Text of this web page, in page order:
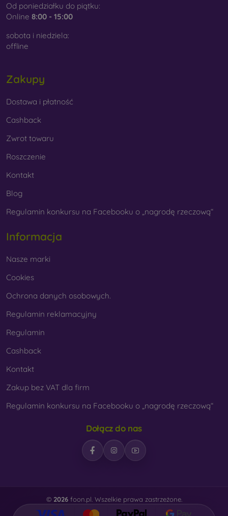
Od poniedziałku do piątku:
Online 8:00 - 15:00
sobota i niedziela:
offline
Zakupy
Dostawa i płatność
Cashback
Zwrot towaru
Roszczenie
Kontakt
Blog
Regulamin konkursu na Facebooku o „nagrodę rzeczową“
Informacja
Nasze marki
Cookies
Ochrona danych osobowych.
Regulamin reklamacyjny
Regulamin
Cashback
Kontakt
Zakup bez VAT dla firm
Regulamin konkursu na Facebooku o „nagrodę rzeczową“
Dołącz do nas
© 2026foon.pl. Wszelkie prawa zastrzeżone.